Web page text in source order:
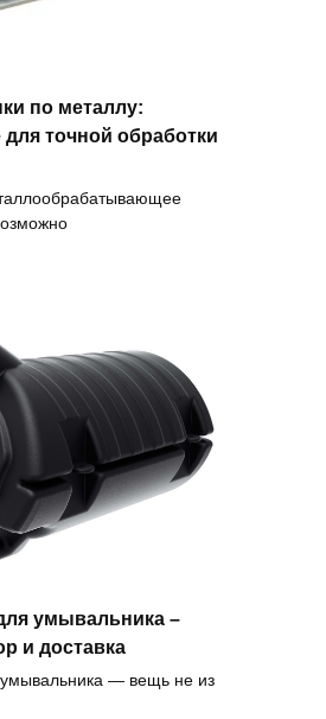
по металлу:
точной обработки
умывальника –
и доставка
— вещь не из